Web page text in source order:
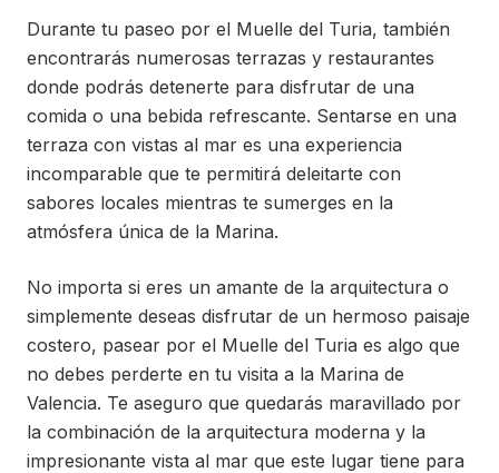
Durante tu paseo por el Muelle del Turia, también
encontrarás numerosas terrazas y restaurantes
donde podrás detenerte para disfrutar de una
comida o una bebida refrescante. Sentarse en una
terraza con vistas al mar es una experiencia
incomparable que te permitirá deleitarte con
sabores locales mientras te sumerges en la
atmósfera única de la Marina.
No importa si eres un amante de la arquitectura o
simplemente deseas disfrutar de un hermoso paisaje
costero, pasear por el Muelle del Turia es algo que
no debes perderte en tu visita a la Marina de
Valencia. Te aseguro que quedarás maravillado por
la combinación de la arquitectura moderna y la
impresionante vista al mar que este lugar tiene para